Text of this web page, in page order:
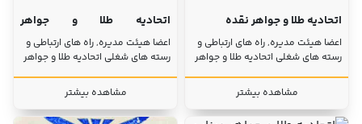
اتحادیه طلا و جواهر نقده
اعضا هیئت مدیره, راه های ارتباطی و
رسته های شغلی اتحادیه طلا و جواهر
مشاهده بیشتر
اتحادیه طلا و جواهر
مسجدسلیمان
اعضا هیئت مدیره, راه های ارتباطی و
رسته های شغلی اتحادیه طلا و جواهر
مشاهده بیشتر